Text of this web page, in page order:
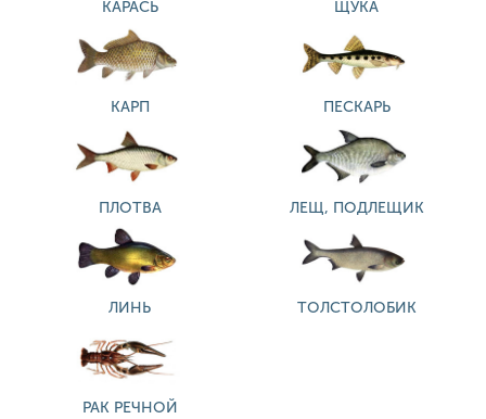
КАРАСЬ ЩУКА
КАРП ПЕСКАРЬ
ПЛОТВА ЛЕЩ, ПОДЛЕЩИК
ЛИНЬ ТОЛСТОЛОБИК
РАК РЕЧНОЙ